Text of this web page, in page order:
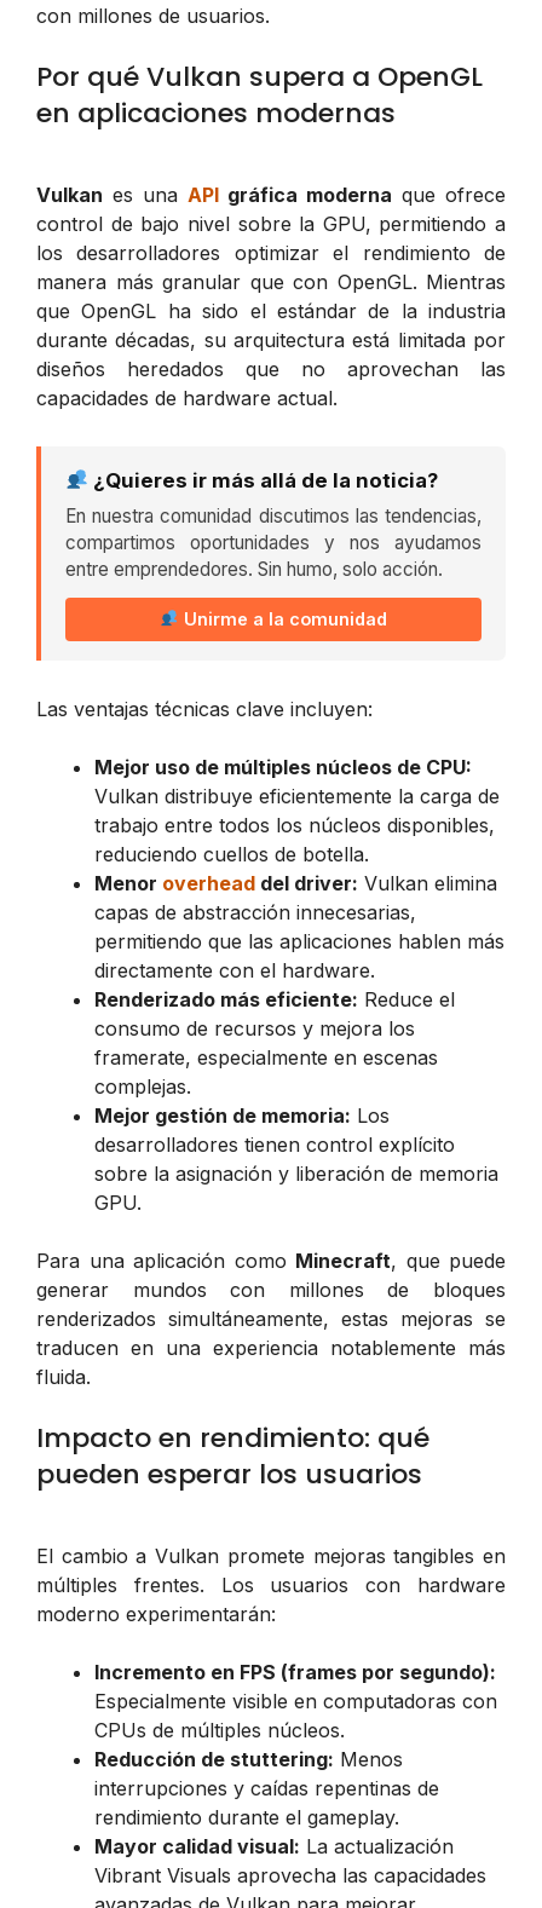
con millones de usuarios.
Por qué Vulkan supera a OpenGL
en aplicaciones modernas
Vulkan es una API gráfica moderna que ofrece
control de bajo nivel sobre la GPU, permitiendo a
los desarrolladores optimizar el rendimiento de
manera más granular que con OpenGL. Mientras
que OpenGL ha sido el estándar de la industria
durante décadas, su arquitectura está limitada por
diseños heredados que no aprovechan las
capacidades de hardware actual.
¿Quieres ir más allá de la noticia?
En nuestra comunidad discutimos las tendencias,
compartimos oportunidades y nos ayudamos
entre emprendedores. Sin humo, solo acción.
Unirme a la comunidad
Las ventajas técnicas clave incluyen:
Mejor uso de múltiples núcleos de CPU:
Vulkan distribuye eficientemente la carga de
trabajo entre todos los núcleos disponibles,
reduciendo cuellos de botella.
Menor overhead del driver: Vulkan elimina
capas de abstracción innecesarias,
permitiendo que las aplicaciones hablen más
directamente con el hardware.
Renderizado más eficiente: Reduce el
consumo de recursos y mejora los
framerate, especialmente en escenas
complejas.
Mejor gestión de memoria: Los
desarrolladores tienen control explícito
sobre la asignación y liberación de memoria
GPU.
Para una aplicación como Minecraft, que puede
generar mundos con millones de bloques
renderizados simultáneamente, estas mejoras se
traducen en una experiencia notablemente más
fluida.
Impacto en rendimiento: qué
pueden esperar los usuarios
El cambio a Vulkan promete mejoras tangibles en
múltiples frentes. Los usuarios con hardware
moderno experimentarán:
Incremento en FPS (frames por segundo):
Especialmente visible en computadoras con
CPUs de múltiples núcleos.
Reducción de stuttering: Menos
interrupciones y caídas repentinas de
rendimiento durante el gameplay.
Mayor calidad visual: La actualización
Vibrant Visuals aprovecha las capacidades